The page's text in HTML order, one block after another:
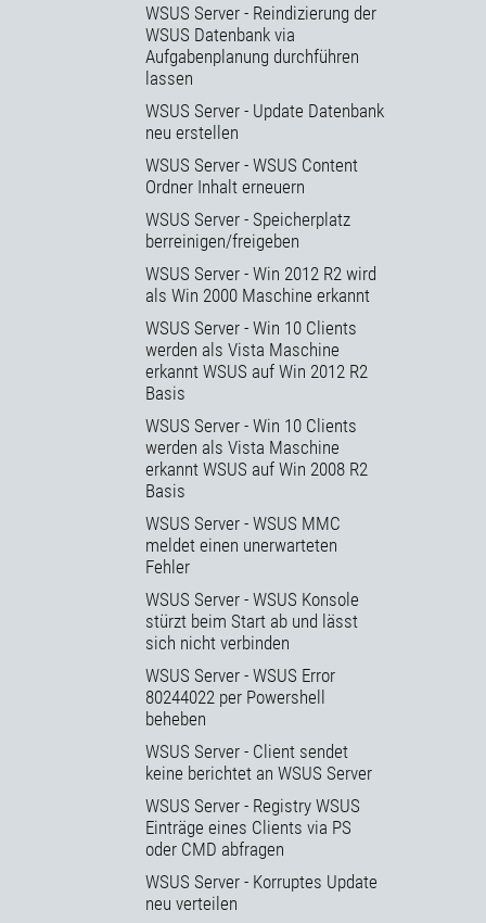
WSUS Server - Reindizierung der
WSUS Datenbank via
Aufgabenplanung durchführen
lassen
WSUS Server - Update Datenbank
neu erstellen
WSUS Server - WSUS Content
Ordner Inhalt erneuern
WSUS Server - Speicherplatz
berreinigen/freigeben
WSUS Server - Win 2012 R2 wird
als Win 2000 Maschine erkannt
WSUS Server - Win 10 Clients
werden als Vista Maschine
erkannt WSUS auf Win 2012 R2
Basis
WSUS Server - Win 10 Clients
werden als Vista Maschine
erkannt WSUS auf Win 2008 R2
Basis
WSUS Server - WSUS MMC
meldet einen unerwarteten
Fehler
WSUS Server - WSUS Konsole
stürzt beim Start ab und lässt
sich nicht verbinden
WSUS Server - WSUS Error
80244022 per Powershell
beheben
WSUS Server - Client sendet
keine berichtet an WSUS Server
WSUS Server - Registry WSUS
Einträge eines Clients via PS
oder CMD abfragen
WSUS Server - Korruptes Update
neu verteilen